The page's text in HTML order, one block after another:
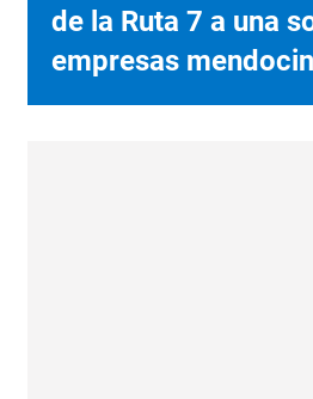
de la Ruta 7 a una
empresas